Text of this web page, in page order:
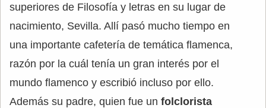
superiores de Filosofía y letras en su lugar de
nacimiento, Sevilla. Allí pasó mucho tiempo en
una importante cafetería de temática flamenca,
razón por la cuál tenía un gran interés por el
mundo flamenco y escribió incluso por ello.
Además su padre, quien fue un folclorista